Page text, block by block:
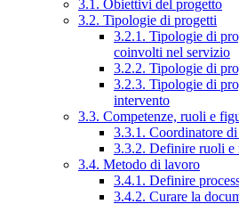
3.1. Obiettivi del progetto
3.2. Tipologie di progetti
3.2.1. Tipologie di
coinvolti nel servizio
3.2.2. Tipologie di
3.2.3. Tipologie di
intervento
3.3. Competenze, ruoli e
3.3.1. Coordinatore
3.3.2. Definire ruoli e
3.4. Metodo di lavoro
3.4.1. Definire
3.4.2. Curare la